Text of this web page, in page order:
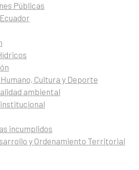
Públicas
Cultura y Deporte
ambiental
incumplidos
y Ordenamiento Territorial